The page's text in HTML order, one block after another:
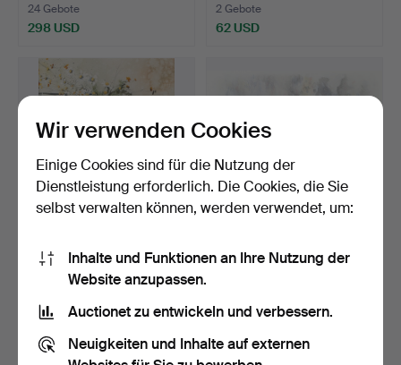
24 Gebote
298 USD
2 Gebote
62 USD
NILS E. JOHANSSON.
Aquarell. Stillleben mi…
Beendet 9. Aug 2026
33 Gebote
ROLAND JONSSON.
Raubvogel, Farblithografie…
1 Gebot
Wir verwenden Cookies
Einige Cookies sind für die Nutzung der
Dienstleistung erforderlich. Die Cookies, die Sie
selbst verwalten können, werden verwendet, um:
Inhalte und Funktionen an Ihre Nutzung der
Website anzupassen.
Auctionet zu entwickeln und verbessern.
Neuigkeiten und Inhalte auf externen